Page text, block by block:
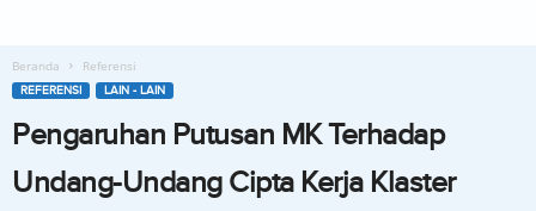
Beranda Referensi
REFERENSI LAIN - LAIN
Pengaruhan Putusan MK Terhadap
Undang-Undang Cipta Kerja Klaster